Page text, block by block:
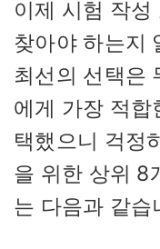
이제 시험 작
찾아야 하는지
최선의 선택은
에게 가장 적합
택했으니 걱정
을 위한 상위 8
는 다음과 같습